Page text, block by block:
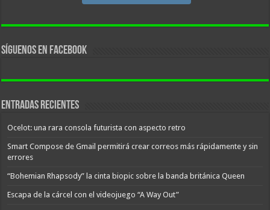
Síguenos en facebook
Entradas recientes
Ocelot: una rara consola futurista con aspecto retro
Smart Compose de Gmail permitirá crear correos más rápidamente y sin
errores
“Bohemian Rhapsody” la cinta biopic sobre la banda británica Queen
Escapa de la cárcel con el videojuego “A Way Out”